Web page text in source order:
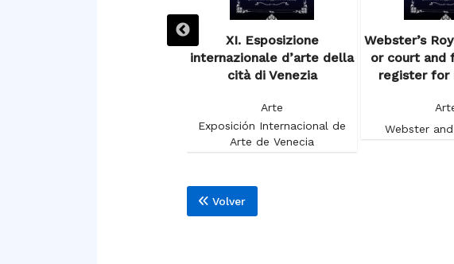
XI. Esposizione
internazionale d’arte della
cità di Venezia
Arte
Exposición Internacional de
Arte de Venecia
Webster’s
or court and
register for
Webster
Volver